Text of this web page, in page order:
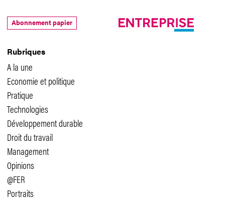
Rubriques
A la une
Economie et politique
Pratique
Technologies
Développement durable
Droit du travail
Management
Opinions
@FER
Portraits
Abonnement papier